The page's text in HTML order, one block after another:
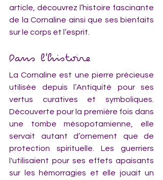
article, découvrez l’histoire fascinante
de la Cornaline ainsi que ses bienfaits
sur le corps et l’esprit.
Dans l'histoire
La Cornaline est une pierre précieuse
utilisée depuis l’Antiquité pour ses
vertus curatives et symboliques.
Découverte pour la première fois dans
une tombe mésopotamienne, elle
servait autant d’ornement que de
protection spirituelle. Les guerriers
l'utilisaient pour ses effets apaisants
sur les hémorragies et elle jouait un